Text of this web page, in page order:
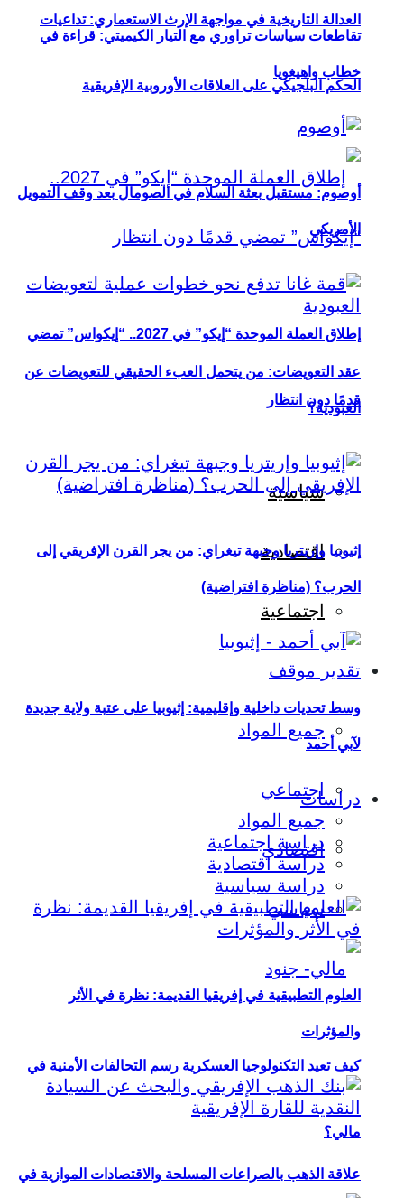
العدالة التاريخية في مواجهة الإرث الاستعماري: تداعيات
الحكم البلجيكي على العلاقات الأوروبية الإفريقية
إطلاق العملة الموحدة “إيكو” في 2027.. “إيكواس” تمضي
قدمًا دون انتظار
سياسية
اقتصادية
اجتماعية
تقدير موقف
جميع المواد
اجتماعي
اقتصادي
سياسي
كيف تعيد التكنولوجيا العسكرية رسم التحالفات الأمنية في
مالي؟
تقاطعات سياسات تراوري مع التيار الكيميتي: قراءة في
خطاب واهيغويا
أوصوم: مستقبل بعثة السلام في الصومال بعد وقف التمويل
الأمريكي
عقد التعويضات: من يتحمل العبء الحقيقي للتعويضات عن
العبودية؟
إثيوبيا وإريتريا وجبهة تيغراي: من يجر القرن الإفريقي إلى
الحرب؟ (مناظرة افتراضية)
وسط تحديات داخلية وإقليمية: إثيوبيا على عتبة ولاية جديدة
لآبي أحمد
دراسات
جميع المواد
دراسة اجتماعية
دراسة اقتصادية
دراسة سياسية
العلوم التطبيقية في إفريقيا القديمة: نظرة في الأثر
والمؤثرات
علاقة الذهب بالصراعات المسلحة والاقتصادات الموازية في